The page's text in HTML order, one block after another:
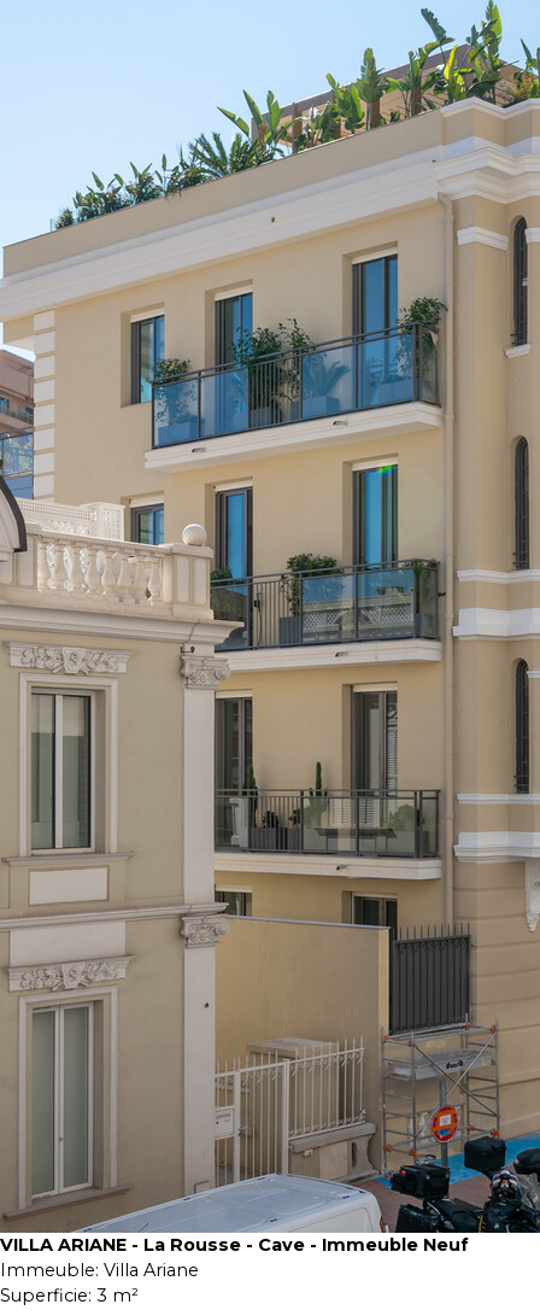
VILLA ARIANE - La Rousse - Cave - Immeuble Neuf
Immeuble: Villa Ariane
Superficie: 3 m²